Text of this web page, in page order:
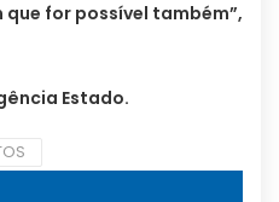
for possível também”,
Estado.